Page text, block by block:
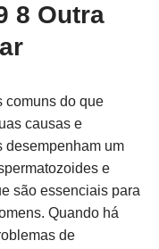
8 Outra
comuns do que
causas e
desempenham um
e
são essenciais para
Quando há
de